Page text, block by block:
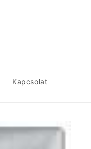
Kapcsolat